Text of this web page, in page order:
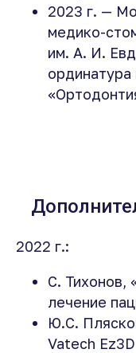
2023 г. —
медико-
им. А. И.
ординатура
2022 г.:
С. Тихонов,
лечение
Ю.С.
Vatech